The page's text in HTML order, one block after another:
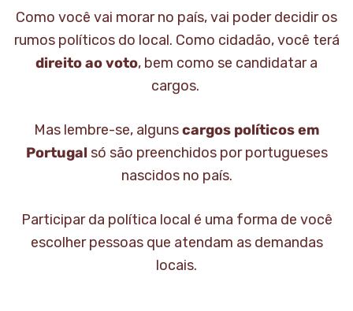
Como você vai morar no país, vai poder decidir os
rumos políticos do local. Como cidadão, você terá
direito ao voto, bem como se candidatar a
cargos.
Mas lembre-se, algunscargos políticos em
Portugal só são preenchidos por portugueses
nascidos no país.
Participar da política local é uma forma de você
escolher pessoas que atendam as demandas
locais.